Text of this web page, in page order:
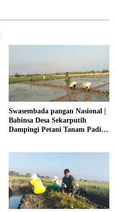
Swasembada pangan Nasional |
Babinsa Desa Sekarputih
Dampingi Petani Tanam Padi,